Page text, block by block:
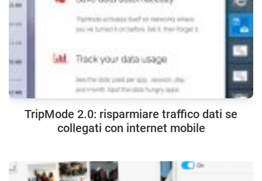
TripMode 2.0: risparmiare traffico dati se
collegati con internet mobile